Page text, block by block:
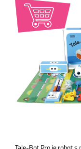
Tale-Bot Pro je robot